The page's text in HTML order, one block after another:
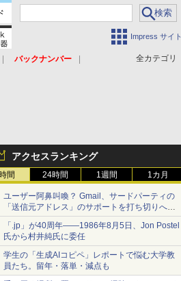
Impress サイト
全カテゴリ
バックナンバー
アクセスランキング
間 24時間 1週間 1カ月
ユーザー阿鼻叫喚？ Gmail、サードパーティの
「送信元アドレス」のサポートを打ち切りへ
【やじうまWatch】
「.jp」が40周年――1986年8月5日、Jon Postel
氏から村井純氏に委任
学生の「生成AIコピペ」レポートで悩む大学教
員たち。留年・落単・減点も